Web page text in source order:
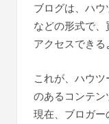
ブログは、ハウ
などの形式で
アクセスできる
これが、ハウ
のあるコンテン
現在、ブロガ